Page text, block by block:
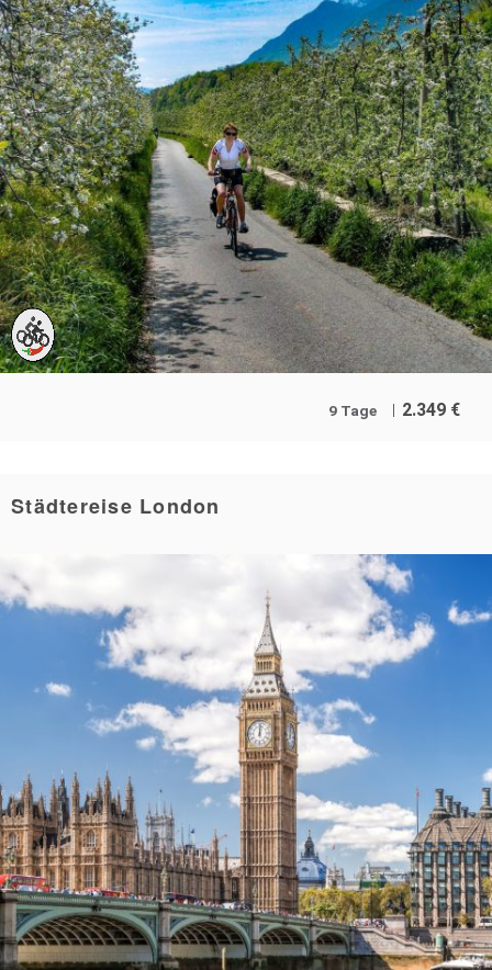
9 Tage 2.349 €
Städtereise London